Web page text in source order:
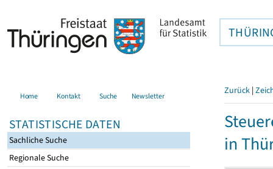
Home Kontakt Suche Newsletter
STATISTISCHE DATEN
Sachliche Suche
Regionale Suche
Zurück |
in